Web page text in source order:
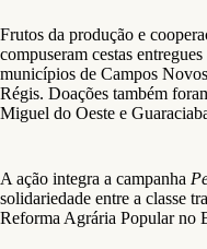
Frutos da produção e
compuseram cestas
municípios de Campos
Régis. Doações também
Miguel do Oeste e
A ação integra a campanha
solidariedade entre a classe
Reforma Agrária Popular no